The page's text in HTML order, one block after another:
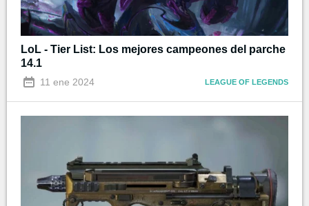
LoL - Tier List: Los mejores campeones del parche
14.1
11 ene 2024 LEAGUE OF LEGENDS